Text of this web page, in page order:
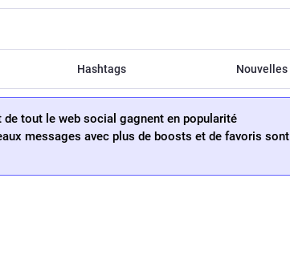
Hashtags Nouvelles
de tout le web social gagnent en popularité
messages avec plus de boosts et de favoris sont